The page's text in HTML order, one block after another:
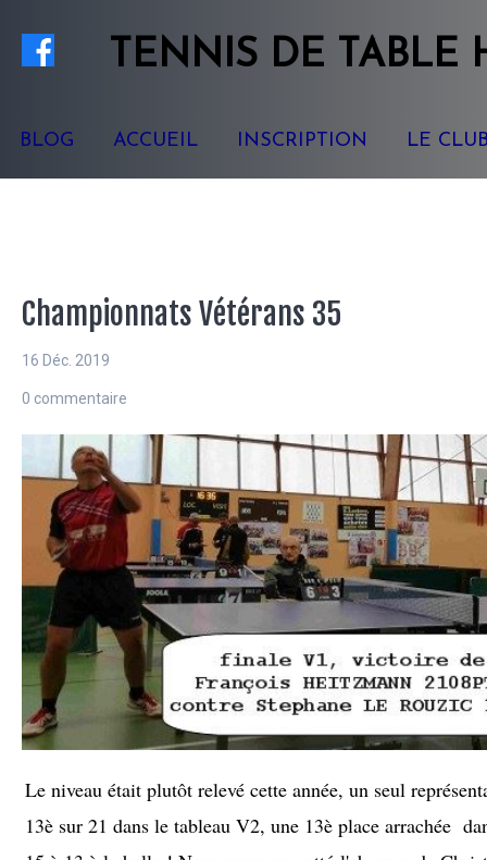
TENNIS DE TABLE
BLOG ACCUEIL INSCRIPTION LE
Championnats Vétérans 35
16 Déc. 2019
0 commentaire
Le niveau était plutôt relevé cette année, un seul
13è sur 21 dans le tableau V2, une 13è place arrachée